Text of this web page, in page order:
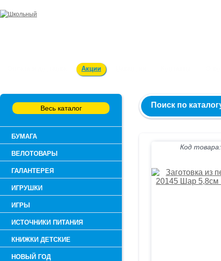
Акции
Весь каталог
БУМАГА
ВЕЛОТОВАРЫ
ГАЛАНТЕРЕЯ
ИГРУШКИ
ИГРЫ
ИСТОЧНИКИ ПИТАНИЯ
КНИЖКИ ДЕТСКИЕ
НОВЫЙ ГОД
Поиск по
Код